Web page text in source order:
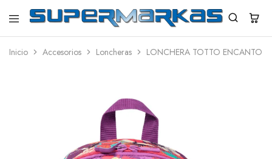
SuperMarkas
Ropa
con
Inicio Accesorios Loncheras LONCHERA TOTTO ENCANTO